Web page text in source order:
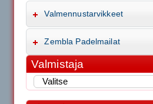
Valmennustarvikkeet
Zembla Padelmailat
Valmistaja